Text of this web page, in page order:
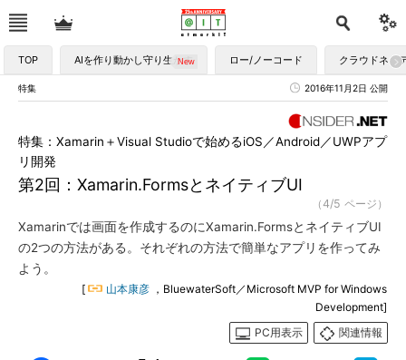
TOP AIを作り動かし守り生かす ロー/ノーコード クラウドネイ
特集 2016年11月2日 公開
第2回：Xamarin.FormsとネイティブUI
特集：Xamarin＋Visual Studioで始めるiOS／Android／UWPアプ
リ開発
（4/5 ページ）
Xamarinでは画面を作成するのにXamarin.FormsとネイティブUI
の2つの方法がある。それぞれの方法で簡単なアプリを作ってみ
よう。
[ 山本康彦 ，BluewaterSoft／Microsoft MVP for Windows
Development]
PC用表示
関連情報